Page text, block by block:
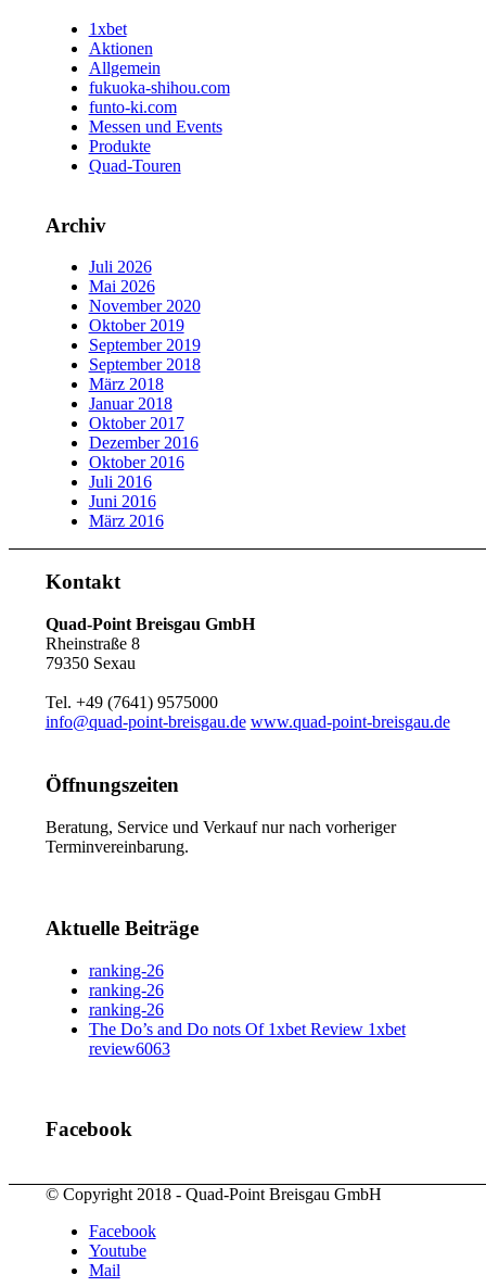
1xbet
Aktionen
Allgemein
fukuoka-shihou.com
funto-ki.com
Messen und Events
Produkte
Quad-Touren
Archiv
Juli 2026
Mai 2026
November 2020
Oktober 2019
September 2019
September 2018
März 2018
Januar 2018
Oktober 2017
Dezember 2016
Oktober 2016
Juli 2016
Juni 2016
März 2016
Kontakt
Quad-Point Breisgau GmbH
Rheinstraße 8
79350 Sexau
Tel. +49 (7641) 9575000
info@quad-point-breisgau.de www.quad-point-breisgau.de
Öffnungszeiten
Beratung, Service und Verkauf nur nach vorheriger
Terminvereinbarung.
Aktuelle Beiträge
ranking-26
ranking-26
ranking-26
The Do’s and Do nots Of 1xbet Review 1xbet
review6063
Facebook
© Copyright 2018 - Quad-Point Breisgau GmbH
Facebook
Youtube
Mail